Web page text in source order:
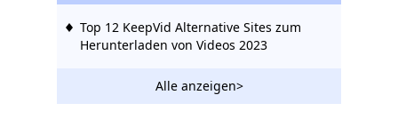
Top 12 KeepVid Alternative Sites zum
Herunterladen von Videos 2023
Alle anzeigen>